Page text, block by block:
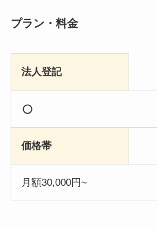
プラン・料金
法人登記
価格帯
月額30,000円~